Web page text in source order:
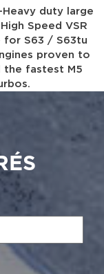
duty large
Speed VSR
for S63 / S63tu
proven to
the fastest M5